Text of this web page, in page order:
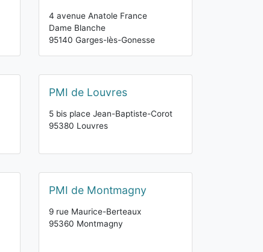
4 avenue Anatole France
Dame Blanche
95140 Garges-lès-Gonesse
PMI de Louvres
5 bis place Jean-Baptiste-Corot
95380 Louvres
PMI de Montmagny
9 rue Maurice-Berteaux
95360 Montmagny